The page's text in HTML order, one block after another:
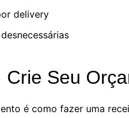
delivery
Crie Seu
é como fazer uma